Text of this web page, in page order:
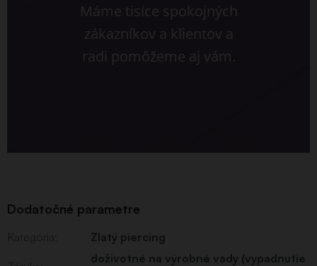
Máme tisíce spokojných
zákazníkov a klientov a
radi pomôžeme aj vám.
Dodatočné parametre
Zlatý piercing
doživotné na výrobné vady (vypadnutie